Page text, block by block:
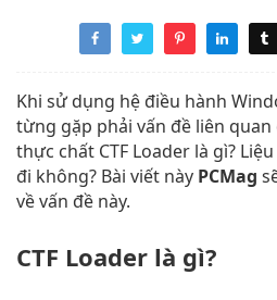
Khi sử dụng hệ điều hành
từng gặp phải vấn đề liên quan
thực chất CTF Loader là gì?
đi không? Bài viết này PCMag
về vấn đề này.
CTF Loader là gì?